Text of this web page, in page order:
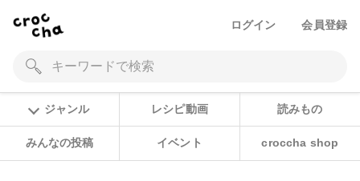
ログイン 会員登録
ジャンル レシピ動画 読みもの
みんなの投稿 イベント croccha shop